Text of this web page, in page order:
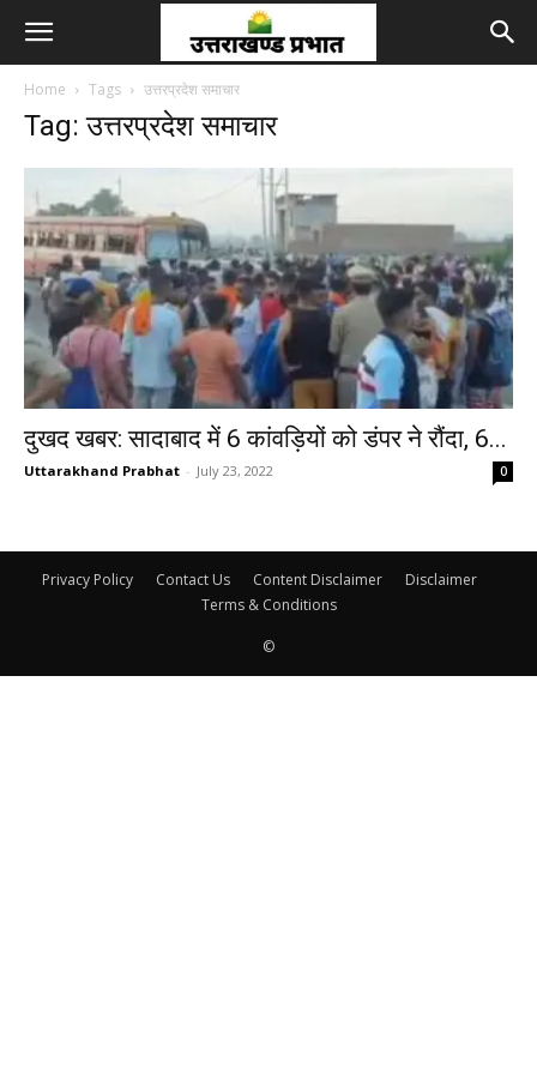
Home Tags उत्तरप्रदेश समाचार
Tag: उत्तरप्रदेश समाचार
दुखद खबर: सादाबाद में 6 कांवड़ियों को डंपर ने रौंदा, 6...
Uttarakhand Prabhat - July 23, 2022 0
Privacy Policy Contact Us Content Disclaimer
Disclaimer
Terms & Conditions
©